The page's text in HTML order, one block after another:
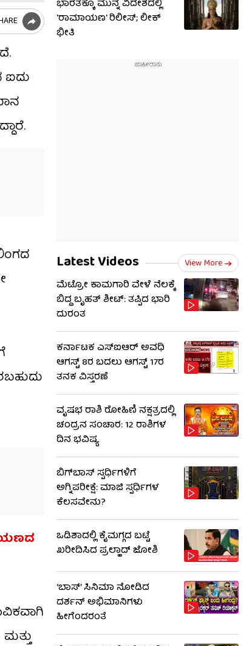
ಐದು
ಭಾರತಕ್ಕೂ ಮುನ್ನ ವಿದೇಶದಲ್ಲಿ
'ರಾಮಾಯಣ' ರಿಲೀಸ್; ಲೀಕ್
ಭೀತಿ
Latest Videos View More
ಮೆಟ್ರೋ ಕಾಮಗಾರಿ ವೇಳೆ ನೆಲಕ್ಕೆ
ಬಿದ್ದ ಬೃಹತ್ ಶೀಟ್: ತಪ್ಪಿದ ಭಾರಿ
ದುರಂತ
ಕರ್ನಾಟಕ ಎಸ್‌ಐಆರ್ ಅವಧಿ
ಆಗಸ್ಟ್ 8ರ ಬದಲು ಆಗಸ್ಟ್ 17ರ
ತನಕ ವಿಸ್ತರಣೆ
ವೃಷಭ ರಾಶಿ ರೋಹಿಣಿ ನಕ್ಷತ್ರದಲ್ಲಿ
ಚಂದ್ರನ ಸಂಚಾರ: 12 ರಾಶಿಗಳ
ದಿನ ಭವಿಷ್ಯ
ಬಿಗ್​​ಬಾಸ್​ ಸ್ಪರ್ಧಿಗಳಿಗೆ
ಅಗ್ನಿಪರೀಕ್ಷೆ: ಮಾಜಿ ​​ಸ್ಪರ್ಧಿಗಳ
ಕೆಲಸವೇನು?
ಒಡಿಶಾದಲ್ಲಿ ಕೈಮಗ್ಗದ ಬಟ್ಟೆ
ಖರೀದಿಸಿದ ಪ್ರಲ್ಹಾದ್ ಜೋಶಿ
‘ಬಾಸ್’ ಸಿನಿಮಾ ನೋಡಿದ
ದರ್ಶನ್ ಅಭಿಮಾನಿಗಳು
ಹೀಗೆಂದರಂತೆ